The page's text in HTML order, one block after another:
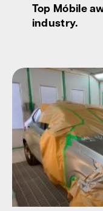
Top Móbile
industry.